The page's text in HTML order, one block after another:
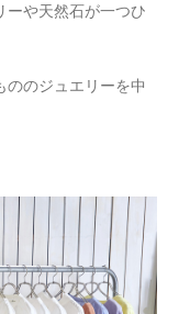
ーや天然石が一つひ
ののジュエリーを中